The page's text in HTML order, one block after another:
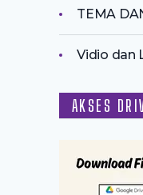
TEMA
Vidio dan
AKSES